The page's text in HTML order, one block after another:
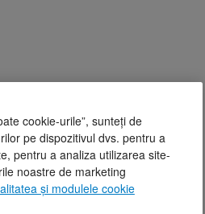
cookie-urile”, sunteți de
pe dispozitivul dvs. pentru a
pentru a analiza utilizarea site-
noastre de marketing
și modulele cookie